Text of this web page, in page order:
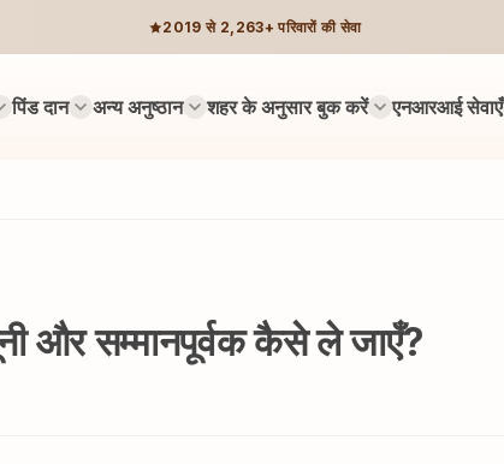
2019 से 2,263+ परिवारों की सेवा
पिंड दान अन्य अनुष्ठान शहर के अनुसार बुक करें एनआरआई सेवाएँ
और सम्मानपूर्वक कैसे ले जाएँ?